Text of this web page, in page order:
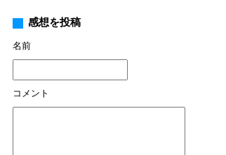
感想を投稿
名前
コメント